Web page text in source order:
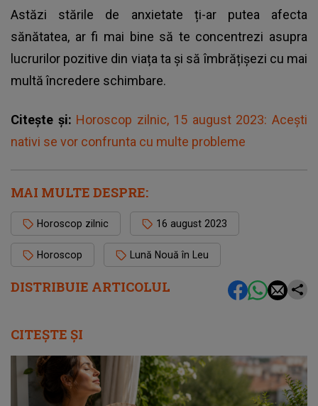
DISTRIBUIE ARTICOLUL
Astăzi stările de anxietate ți-ar putea afecta
sănătatea, ar fi mai bine să te concentrezi asupra
lucrurilor pozitive din viața ta și să îmbrățișezi cu mai
multă încredere schimbare.
Citește și: Horoscop zilnic, 15 august 2023: Acești
nativi se vor confrunta cu multe probleme
MAI MULTE DESPRE:
Horoscop zilnic 16 august 2023
Horoscop Lună Nouă în Leu
CITEȘTE ȘI